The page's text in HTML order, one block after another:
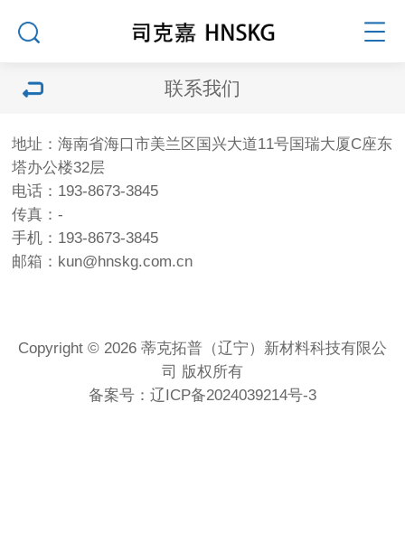
联系我们
地址：海南省海口市美兰区国兴大道11号国瑞大厦C座东
塔办公楼32层
电话：193-8673-3845
传真：-
手机：193-8673-3845
邮箱：kun@hnskg.com.cn
Copyright © 2026 蒂克拓普（辽宁）新材料科技有限公
司 版权所有
备案号： 辽ICP备2024039214号-3